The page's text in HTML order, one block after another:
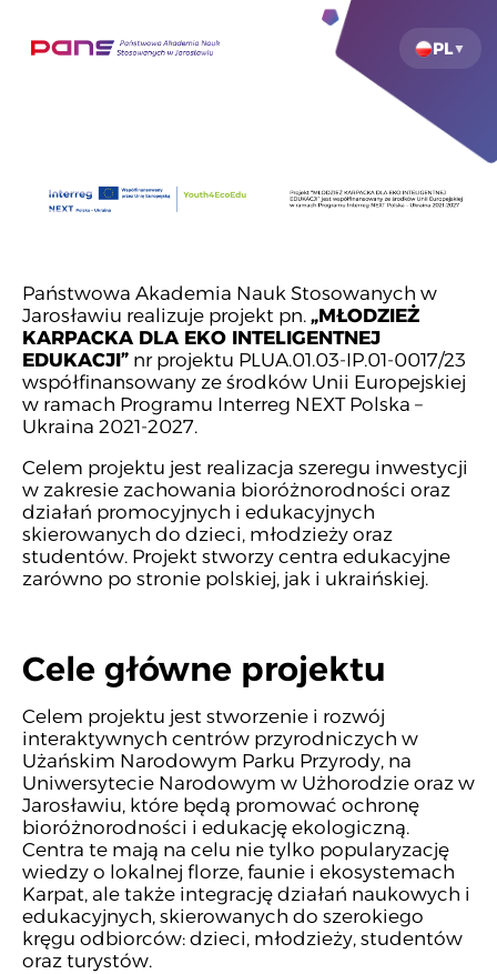
PL
Państwowa Akademia Nauk Stosowanych w
Jarosławiu realizuje projekt pn. „MŁODZIEŻ
KARPACKA DLA EKO INTELIGENTNEJ
EDUKACJI” nr projektu PLUA.01.03-IP.01-0017/23
współfinansowany ze środków Unii Europejskiej
w ramach Programu Interreg NEXT Polska –
Ukraina 2021-2027.
Celem projektu jest realizacja szeregu inwestycji
w zakresie zachowania bioróżnorodności oraz
działań promocyjnych i edukacyjnych
skierowanych do dzieci, młodzieży oraz
studentów. Projekt stworzy centra edukacyjne
zarówno po stronie polskiej, jak i ukraińskiej.
Cele główne projektu
Celem projektu jest stworzenie i rozwój
interaktywnych centrów przyrodniczych w
Użańskim Narodowym Parku Przyrody, na
Uniwersytecie Narodowym w Użhorodzie oraz w
Jarosławiu, które będą promować ochronę
bioróżnorodności i edukację ekologiczną.
Centra te mają na celu nie tylko popularyzację
wiedzy o lokalnej florze, faunie i ekosystemach
Karpat, ale także integrację działań naukowych i
edukacyjnych, skierowanych do szerokiego
kręgu odbiorców: dzieci, młodzieży, studentów
oraz turystów.